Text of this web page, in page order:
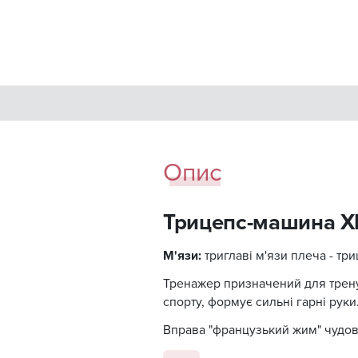
Опис
Трицепс-машина
М'язи:триглаві м'язи плеча -
Тренажер призначений для
спорту, формує сильні гарні руки.
Вправа "французький жим"